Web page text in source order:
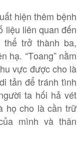
hiện thêm bệnh
liệu liên quan đến
thể trở thành ba,
hạ. “Toang” nằm
vực được cho là
tản để tránh tình
ta hối hả vét
họ cho là cần trữ
mình và thân